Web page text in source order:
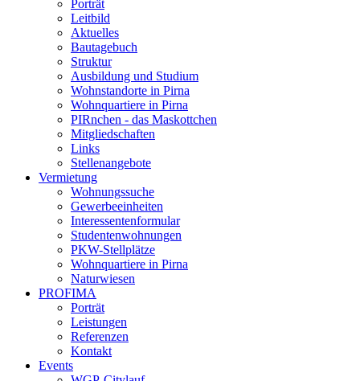
Porträt
Leitbild
Aktuelles
Bautagebuch
Struktur
Ausbildung und Studium
Wohnstandorte in Pirna
Wohnquartiere in Pirna
PIRnchen - das Maskottchen
Mitgliedschaften
Links
Stellenangebote
Vermietung
Wohnungssuche
Gewerbeeinheiten
Interessentenformular
Studentenwohnungen
PKW-Stellplätze
Wohnquartiere in Pirna
Naturwiesen
PROFIMA
Porträt
Leistungen
Referenzen
Kontakt
Events